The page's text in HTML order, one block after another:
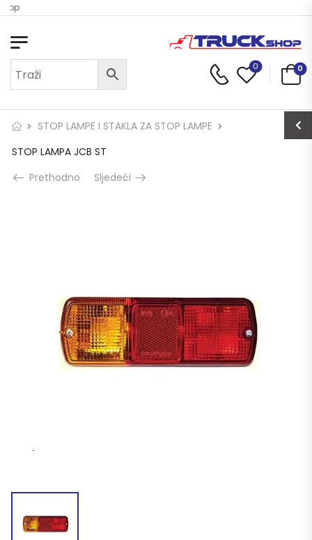
0 0
STOP LAMPE I STAKLA ZA STOP LAMPE
STOP LAMPA JCB ST
Prethodno
Sljedeći